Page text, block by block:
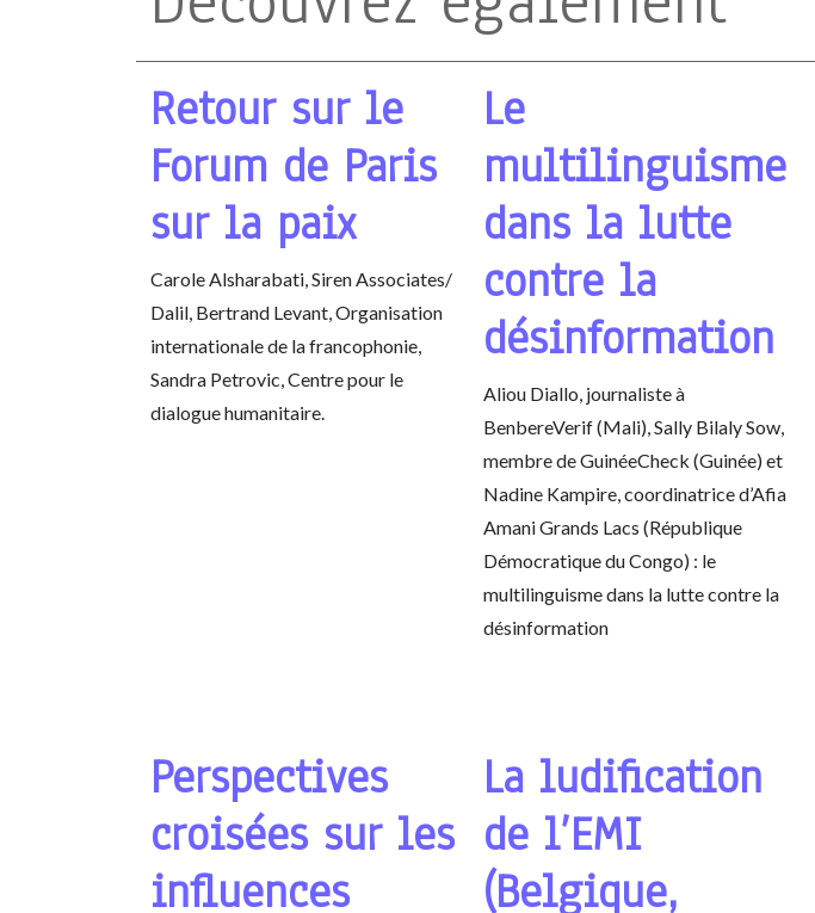
Retour sur le
Forum de Paris
sur la paix
Carole Alsharabati, Siren Associates/
Dalil, Bertrand Levant, Organisation
internationale de la francophonie,
Sandra Petrovic, Centre pour le
dialogue humanitaire.
Le
multilinguisme
dans la lutte
contre la
désinformation
Aliou Diallo, journaliste à
BenbereVerif (Mali), Sally Bilaly Sow,
membre de GuinéeCheck (Guinée) et
Nadine Kampire, coordinatrice d’Afia
Amani Grands Lacs (République
Démocratique du Congo) : le
multilinguisme dans la lutte contre la
désinformation
Perspectives
croisées sur les
influences
La ludification
de l’EMI
(Belgique,